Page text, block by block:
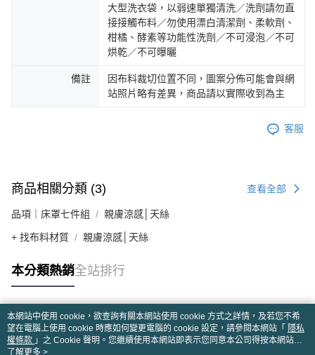
大型洗衣袋，以弱速單獨清洗／洗劑請勿直
接接觸布料／勿使用漂白清潔劑、柔軟劑、
柑橘、酵素等功能性洗劑／不可浸泡／不可
烘乾／不可曝曬
備註
因布料裁切位置不同，圖案分佈可能會與網
站照片略有差異，商品請以實際收到為主
客服
商品相關分類 (3) 查看全部
品項｜床罩七件組 親膚涼感│天絲
+ 找布料材質 親膚涼感│天絲
本分類熱銷全站排行
熱門標籤
本網站中使用 cookie，欲查詢有關本網站使用 cookie 方式之詳情，及若您不希
望在電腦上使用 cookie 時應如何變更電腦的 cookie 設定，請參閱本網站「 隱私
權條款 」之 Cookie 聲明。您繼續使用本網站即表示您同意本公司得按本網站使
用條款之 Cookie 聲明使用 cookie。
了解更多 >